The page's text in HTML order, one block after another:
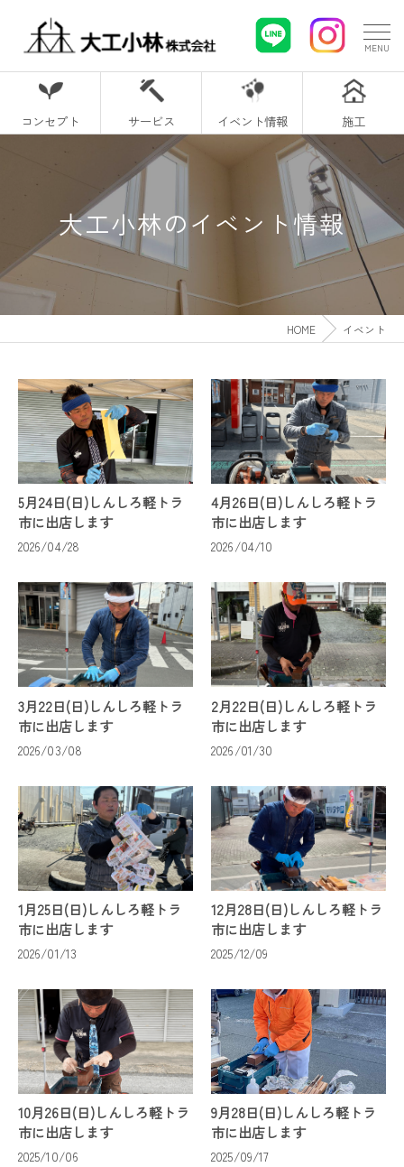
コンセプト サービス イベント情報 施工
大工小林のイベント情報
HOME イベント
5月24日(日)しんしろ軽トラ
市に出店します
2026/04/28
4月26日(日)しんしろ軽トラ
市に出店します
2026/04/10
3月22日(日)しんしろ軽トラ
市に出店します
2026/03/08
2月22日(日)しんしろ軽トラ
市に出店します
2026/01/30
1月25日(日)しんしろ軽トラ
市に出店します
2026/01/13
12月28日(日)しんしろ軽トラ
市に出店します
2025/12/09
10月26日(日)しんしろ軽トラ
市に出店します
2025/10/06
9月28日(日)しんしろ軽トラ
市に出店します
2025/09/17